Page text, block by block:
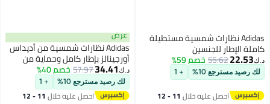
Adidas نظارات شمسية مستطيلة
كاملة الإطار للجنسين
Or012402G55
د.ك‏22.53
55.62خصم 59%
لك رصيد مسترجع 10% + 1
احصل عليه خلال 11 - 12
عرض
Adidas نظارات شمسية من أديداس
أورجينالز بإطار كامل وحماية من
الأشعة فوق البنفسجية من
الأسيتات OR014501A55
د.ك‏34.41
57.97خصم 40%
لك رصيد مسترجع 10% + 1
احصل عليه خلال 11 - 12